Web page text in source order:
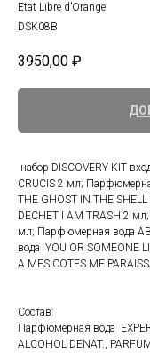
Etat Libre d’Orange
DSK08B
3950,00 ₽
набор DISCOVERY KIT
CRUCIS 2 мл;
THE GHOST IN THE
DECHET I AM TRASH 2
мл; Парфюмерная вода
вода YOU OR SOMEONE
A MES COTES ME
Состав:
Парфюмерная вода
ALCOHOL DENAT.,